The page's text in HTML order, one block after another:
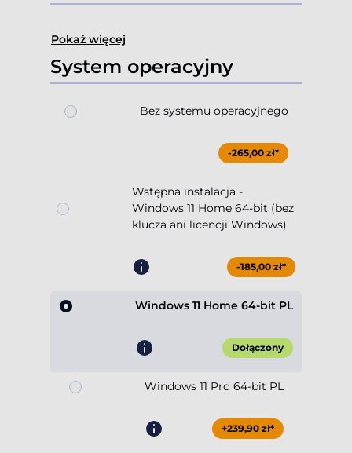
Pokaż więcej
System operacyjny
Bez systemu operacyjnego
-265,00 zł*
Wstępna instalacja -
Windows 11 Home 64-bit (bez
klucza ani licencji Windows)
-185,00 zł*
Windows 11 Home 64-bit PL
Dołączony
Windows 11 Pro 64-bit PL
+239,90 zł*